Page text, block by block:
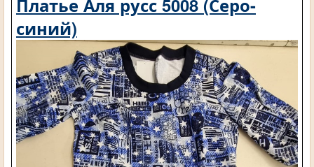
Платье Аля русс 5008 (Серо-
синий)